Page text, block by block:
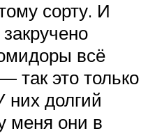
сорту. И
всё
так это только
них долгий
меня они в